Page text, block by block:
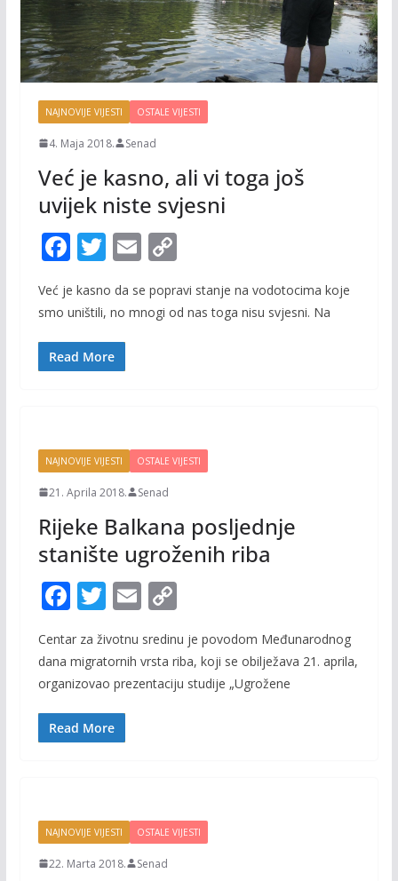
NAJNOVIJE VIJESTI OSTALE VIJESTI
4. Maja 2018. Senad
Već je kasno, ali vi toga još
uvijek niste svjesni
F
ac
e
b
o
T
w
itt
er
E
ai
C
p
Već je kasno da se popravi stanje na vodotocima koje
smo uništili, no mnogi od nas toga nisu svjesni. Na
Read More
NAJNOVIJE VIJESTI OSTALE VIJESTI
21. Aprila 2018. Senad
Rijeke Balkana posljednje
stanište ugroženih riba
F
ac
e
b
o
o
T
itt
er
E
m
ai
l
C
p
y
Centar za životnu sredinu je povodom Međunarodnog
dana migratornih vrsta riba, koji se obilježava 21. aprila,
organizovao prezentaciju studije „Ugrožene
Read More
NAJNOVIJE VIJESTI OSTALE VIJESTI
22. Marta 2018. Senad